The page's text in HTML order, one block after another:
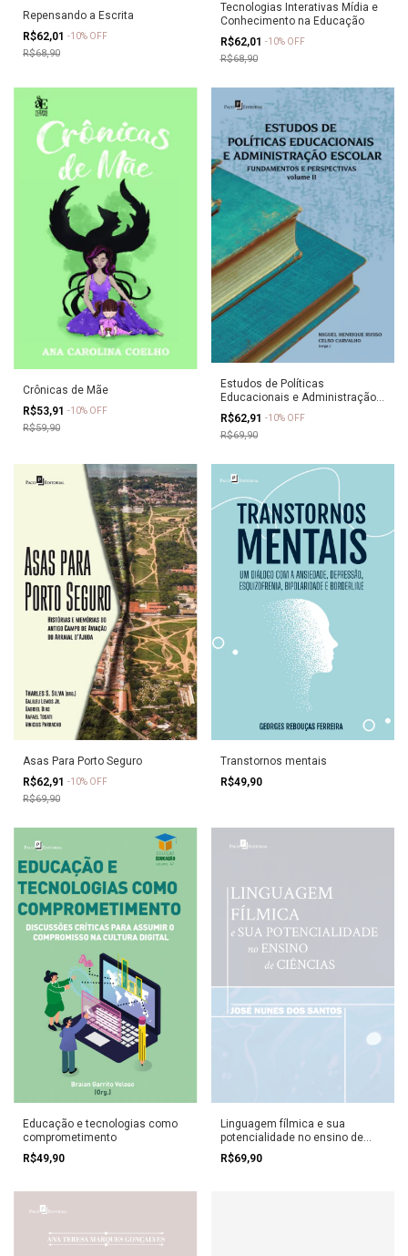
Repensando a Escrita
R$62,01 -10% OFF
R$68,90
Tecnologias Interativas Mídia e
Conhecimento na Educação
R$62,01 -10% OFF
R$68,90
Crônicas de Mãe
R$53,91 -10% OFF
R$59,90
Estudos de Políticas
Educacionais e Administração
Escolar (Vol. 2)
R$62,91 -10% OFF
R$69,90
Asas Para Porto Seguro
R$62,91 -10% OFF
R$69,90
Transtornos mentais
R$49,90
Educação e tecnologias como
comprometimento
R$49,90
Linguagem fílmica e sua
potencialidade no ensino de
Ciências
R$69,90